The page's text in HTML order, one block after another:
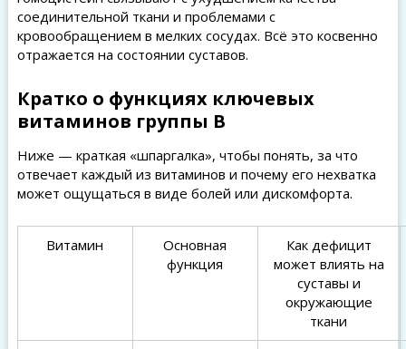
соединительной ткани и проблемами с
кровообращением в мелких сосудах. Всё это косвенно
отражается на состоянии суставов.
Кратко о функцияx ключевых
витаминов группы B
Ниже — краткая «шпаргалка», чтобы понять, за что
отвечает каждый из витаминов и почему его нехватка
может ощущаться в виде болей или дискомфорта.
Витамин
Основная
функция
Как дефицит
может влиять на
суставы и
окружающие
ткани